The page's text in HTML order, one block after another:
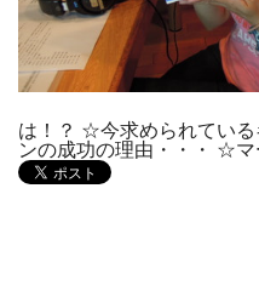
は！？ ☆今求められてい
ンの成功の理由・・・ ☆マ